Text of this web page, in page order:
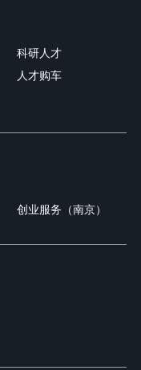
科研人才
人才购车
创业服务（南京）